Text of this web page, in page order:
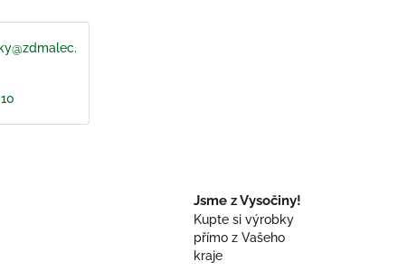
@zdmalec.
Jsme z Vysočiny!
Kupte si výrobky
přímo z Vašeho
kraje